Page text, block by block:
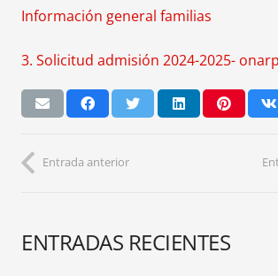
Información general familias
3. Solicitud admisión 2024-2025-
Entrada anterior
ENTRADAS RECIENTES